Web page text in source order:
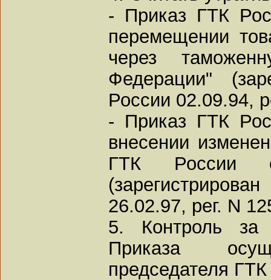
- Приказ ГТК
перемещении
через
Федерации"
России 02.09.94,
- Приказ ГТК
внесении
ГТК России
26.02.97, рег. N
5. Контроль за
Приказа
председателя